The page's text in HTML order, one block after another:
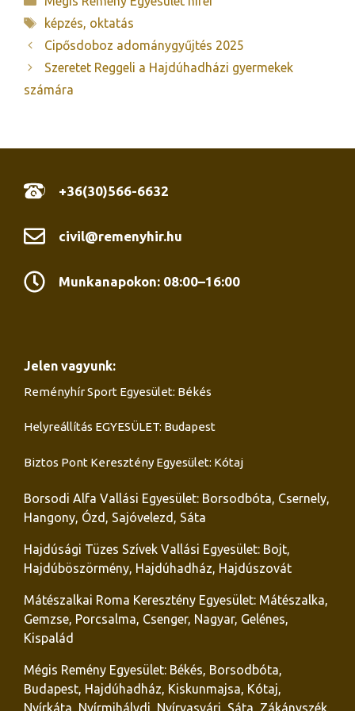
Címkék
képzés, oktatás
Cipősdoboz adománygyűjtés 2025
Szeretet Reggeli a Hajdúhadházi gyermekek
számára
+36(30)566-6632
civil@remenyhir.hu
Munkanapokon: 08:00–16:00
Jelen vagyunk:
Reményhír Sport Egyesület: Békés
Helyreállítás EGYESÜLET: Budapest
Biztos Pont Keresztény Egyesület: Kótaj
Borsodi Alfa Vallási Egyesület: Borsodbóta, Csernely,
Hangony, Ózd, Sajóvelezd, Sáta
Hajdúsági Tüzes Szívek Vallási Egyesület: Bojt,
Hajdúböszörmény, Hajdúhadház, Hajdúszovát
Mátészalkai Roma Keresztény Egyesület: Mátészalka,
Gemzse, Porcsalma, Csenger, Nagyar, Gelénes,
Kispalád
Mégis Remény Egyesület: Békés, Borsodbóta,
Budapest, Hajdúhadház, Kiskunmajsa, Kótaj,
Nyírkáta, Nyírmihálydi, Nyírvasvári, Sáta, Zákányszék